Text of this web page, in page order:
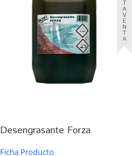
T
A
V
E
N
T
A
Desengrasante Forza
Ficha Producto